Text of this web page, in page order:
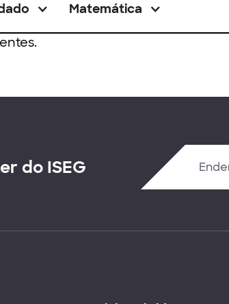
Matemática
do ISEG